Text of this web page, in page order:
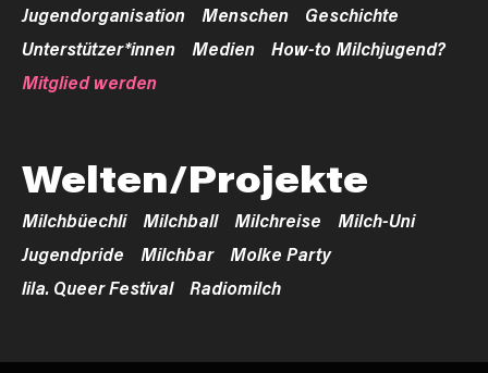
Jugendorganisation Menschen
Geschichte
Unterstützer*innen
Medien
How-to Milchjugend?
Mitglied werden
Welten/Projekte
Milchbüechli Milchball Milchreise
Milch-Uni
Jugendpride
Milchbar
Molke Party
lila. Queer Festival
Radiomilch